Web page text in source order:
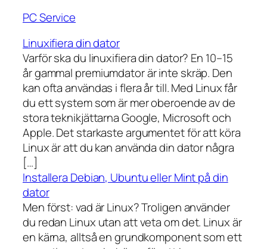
PC Service
Linuxifiera din dator
Varför ska du linuxifiera din dator? En 10–15
år gammal premiumdator är inte skräp. Den
kan ofta användas i flera år till. Med Linux får
du ett system som är mer oberoende av de
stora teknikjättarna Google, Microsoft och
Apple. Det starkaste argumentet för att köra
Linux är att du kan använda din dator några
[…]
Installera Debian, Ubuntu eller Mint på din
dator
Men först: vad är Linux? Troligen använder
du redan Linux utan att veta om det. Linux är
en kärna, alltså en grundkomponent som ett